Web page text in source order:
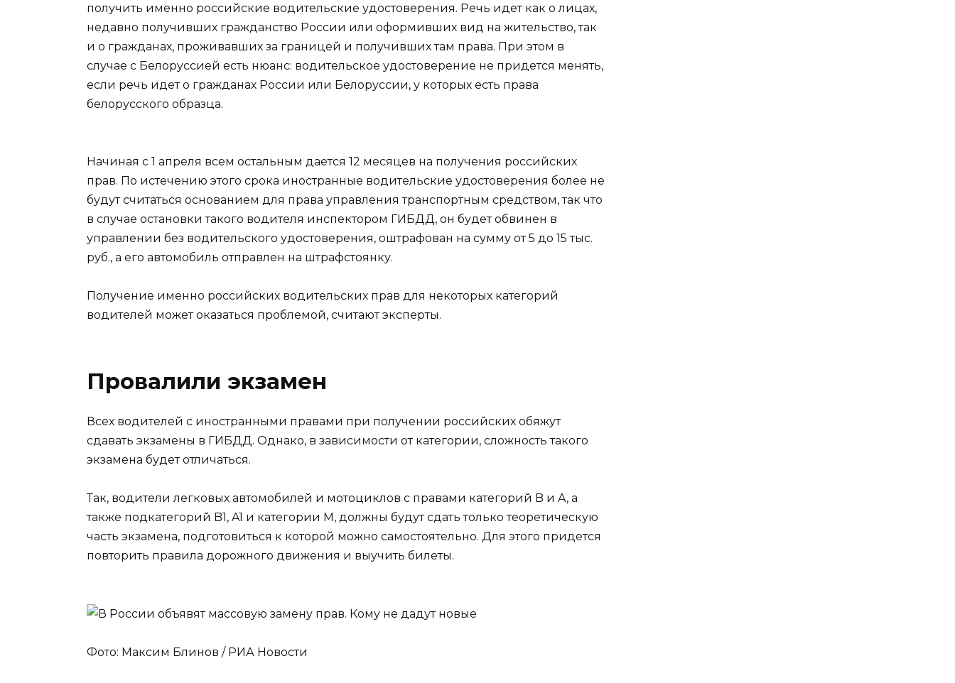
получить именно российские водительские удостоверения. Речь идет как о лицах,
недавно получивших гражданство России или оформивших вид на жительство, так
и о гражданах, проживавших за границей и получивших там права. При этом в
случае с Белоруссией есть нюанс: водительское удостоверение не придется менять,
если речь идет о гражданах России или Белоруссии, у которых есть права
белорусского образца.
Начиная с 1 апреля всем остальным дается 12 месяцев на получения российских
прав. По истечению этого срока иностранные водительские удостоверения более не
будут считаться основанием для права управления транспортным средством, так что
в случае остановки такого водителя инспектором ГИБДД, он будет обвинен в
управлении без водительского удостоверения, оштрафован на сумму от 5 до 15 тыс.
руб., а его автомобиль отправлен на штрафстоянку.
Получение именно российских водительских прав для некоторых категорий
водителей может оказаться проблемой, считают эксперты.
Провалили экзамен
Всех водителей с иностранными правами при получении российских обяжут
сдавать экзамены в ГИБДД. Однако, в зависимости от категории, сложность такого
экзамена будет отличаться.
Так, водители легковых автомобилей и мотоциклов с правами категорий B и A, а
также подкатегорий B1, A1 и категории M, должны будут сдать только теоретическую
часть экзамена, подготовиться к которой можно самостоятельно. Для этого придется
повторить правила дорожного движения и выучить билеты.
Фото: Максим Блинов / РИА Новости